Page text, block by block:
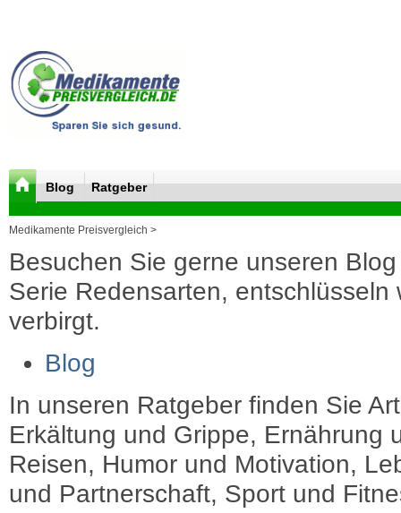
Blog Ratgeber
Medikamente Preisvergleich >
Besuchen Sie gerne unseren
Serie Redensarten, entschlüsseln
verbirgt.
Blog
In unseren Ratgeber finden Sie
Erkältung und Grippe, Ernährung
Reisen, Humor und Motivation,
und Partnerschaft, Sport und